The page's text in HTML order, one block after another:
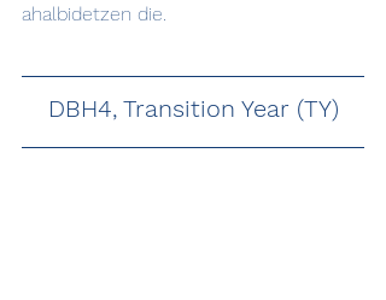
ahalbidetzen die.
DBH4, Transition Year (TY)